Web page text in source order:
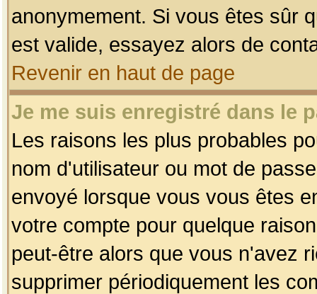
anonymement. Si vous êtes sûr
est valide, essayez alors de
Revenir en haut de page
Je me suis enregistré dans le
Les raisons les plus probables
nom d'utilisateur ou mot de
envoyé lorsque vous vous êtes
votre compte pour quelque
peut-être alors que vous n'avez
supprimer périodiquement les